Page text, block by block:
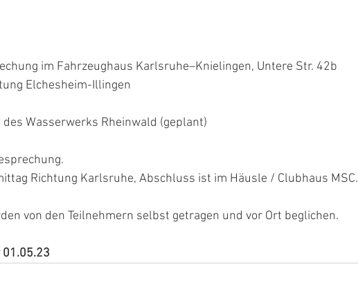
im Fahrzeughaus Karlsruhe–Knielingen, Untere Str. 42b
Elchesheim-Illingen
des Wasserwerks Rheinwald (geplant)
Richtung Karlsruhe, Abschluss ist im Häusle / Clubhaus MSC.
von den Teilnehmern selbst getragen und vor Ort beglichen.